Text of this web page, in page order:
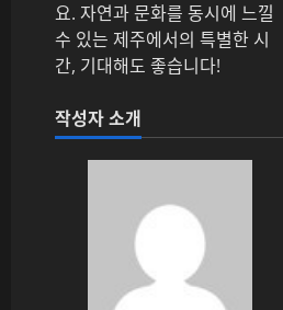
요. 자연과 문화를 동시에 느낄
수 있는 제주에서의 특별한 시
간, 기대해도 좋습니다!
작성자 소개